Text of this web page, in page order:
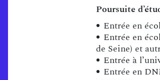
Poursuite
Entrée en
Entrée en
de Seine) et
Entrée à
Entrée en